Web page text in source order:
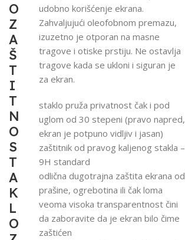
O
Z
A
Š
T
I
T
N
O
S
T
A
K
L
O
udobno korišćenje ekrana.
Zahvaljujući oleofobnom premazu,
izuzetno je otporan na masne
tragove i otiske prstiju. Ne ostavlja
tragove kada se ukloni i siguran je
za ekran.
staklo pruža privatnost čak i pod
uglom od 30 stepeni (pravo napred,
ekran je potpuno vidljiv i jasan)
zaštitnik od pravog kaljenog stakla –
9H standard
odlična dugotrajna zaštita ekrana od
prašine, ogrebotina ili čak loma
veoma visoka transparentnost čini
da zaboravite da je ekran bilo čime
zaštićen